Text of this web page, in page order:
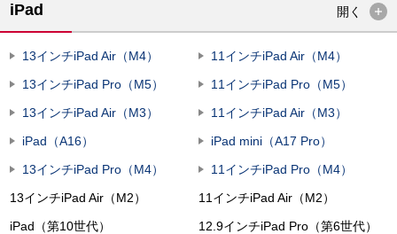
iPad 開く
13インチiPad Air（M4）
11インチiPad Air（M4）
13インチiPad Pro（M5）
11インチiPad Pro（M5）
13インチiPad Air（M3）
11インチiPad Air（M3）
iPad（A16）
iPad mini（A17 Pro）
13インチiPad Pro（M4）
11インチiPad Pro（M4）
13インチiPad Air（M2）
11インチiPad Air（M2）
iPad（第10世代）
12.9インチiPad Pro（第6世代）